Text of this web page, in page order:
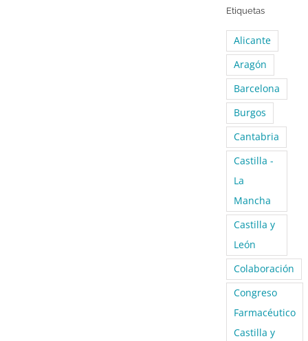
Etiquetas
Alicante
Aragón
Barcelona
Burgos
Cantabria
Castilla -
La
Mancha
Castilla y
León
Colaboración
Congreso
Farmacéutico
Castilla y